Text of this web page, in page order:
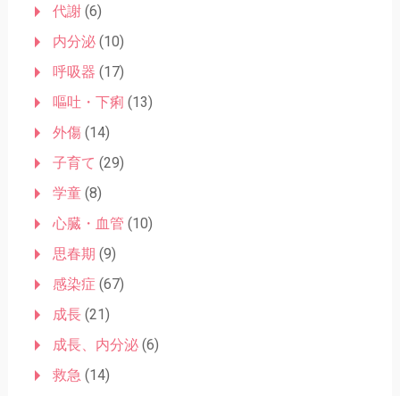
代謝(6)
内分泌(10)
呼吸器 (17)
嘔吐・下痢 (13)
外傷(14)
子育て (29)
学童(8)
心臓・血管 (10)
思春期 (9)
感染症 (67)
成長(21)
成長、内分泌(6)
救急 (14)